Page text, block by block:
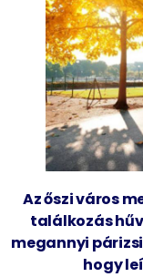
Az őszi város
találkozás
megannyi
hogy